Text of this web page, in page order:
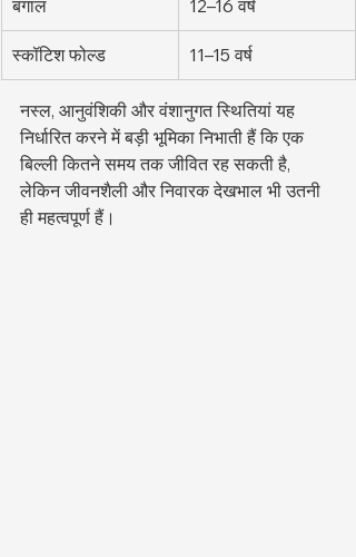
बंगाल 12–16 वर्ष
स्कॉटिश फोल्ड 11–15 वर्ष
नस्ल, आनुवंशिकी और वंशानुगत स्थितियां यह
निर्धारित करने में बड़ी भूमिका निभाती हैं कि एक
बिल्ली कितने समय तक जीवित रह सकती है,
लेकिन जीवनशैली और निवारक देखभाल भी उतनी
ही महत्वपूर्ण हैं।